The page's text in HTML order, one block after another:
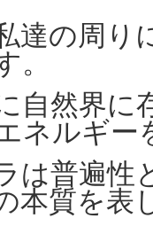
達の周り
。
自然界に
ネルギー
は普遍性
本質を表